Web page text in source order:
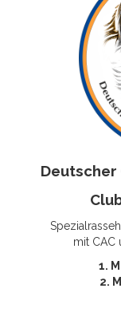
Deutscher
mit CAC
1.
2.